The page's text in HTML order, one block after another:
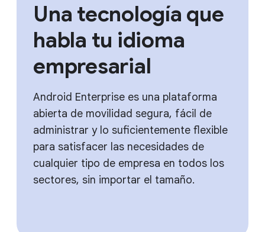
Una tecnología que
habla tu idioma
empresarial
Android Enterprise es una plataforma
abierta de movilidad segura, fácil de
administrar y lo suficientemente flexible
para satisfacer las necesidades de
cualquier tipo de empresa en todos los
sectores, sin importar el tamaño.